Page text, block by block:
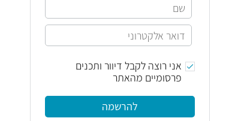
אני רוצה לקבל דיוור ותכנים
פרסומיים מהאתר
להרשמה